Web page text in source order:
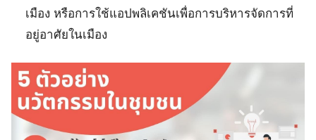
เมือง หรือการใช้แอปพลิเคชันเพื่อการบริหารจัดการที่
อยู่อาศัยในเมือง